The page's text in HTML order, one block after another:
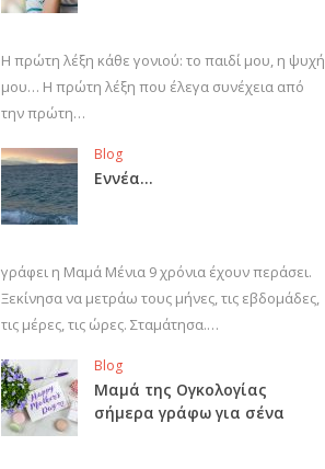
Η πρώτη λέξη κάθε γονιού: το παιδί μου, η ψυχή
μου… Η πρώτη λέξη που έλεγα συνέχεια από
την πρώτη…
Blog
Εννέα…
γράφει η Μαμά Μένια 9 χρόνια έχουν περάσει.
Ξεκίνησα να μετράω τους μήνες, τις εβδομάδες,
τις μέρες, τις ώρες. Σταμάτησα.…
Blog
Μαμά της Ογκολογίας
σήμερα γράφω για σένα